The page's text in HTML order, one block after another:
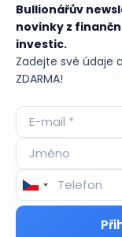
Bullionářův
novinky z
investic.
Zadejte své údaje
ZDARMA!Aktuální